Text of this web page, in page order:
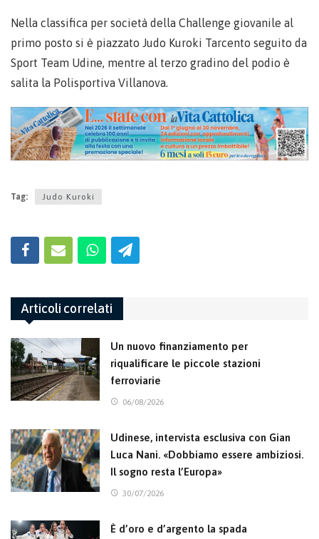
Nella classifica per società della Challenge giovanile al
primo posto si è piazzato Judo Kuroki Tarcento seguito da
Sport Team Udine, mentre al terzo gradino del podio è
salita la Polisportiva Villanova.
Tag: Judo Kuroki
Articoli correlati
Un nuovo finanziamento per
riqualificare le piccole stazioni
ferroviarie
06/08/2026
Udinese, intervista esclusiva con Gian
Luca Nani. «Dobbiamo essere ambiziosi.
Il sogno resta l’Europa»
30/07/2026
È d’oro e d’argento la spada